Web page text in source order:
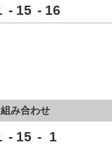
- 15 - 16
組み合わせ
- 15 - 1